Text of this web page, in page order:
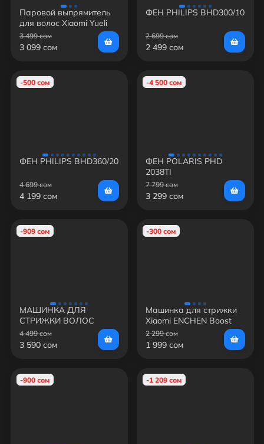
Паровой выпрямитель
для волос Xiaomi Yueli
Hair Straightener (HS-
521)
3 499 сом
3 099 сом
ФЕН PHILIPS BHD300/10
2 699 сом
2 499 сом
-500 сом
ФЕН PHILIPS BHD360/20
4 699 сом
4 199 сом
-4 500 сом
ФЕН POLARIS PHD
2038TI
7 799 сом
3 299 сом
-909 сом
МАШИНКА ДЛЯ
СТРИЖКИ ВОЛОС
PHILIPS HC3522/15
4 499 сом
3 590 сом
-300 сом
Машинка для стрижки
Xiaomi ENCHEN Boost
2 299 сом
1 999 сом
-900 сом -1 209 сом